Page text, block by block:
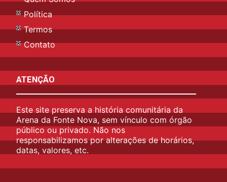
Política
Termos
Contato
ATENÇÃO
Este site preserva a história comunitária da
Arena da Fonte Nova, sem vínculo com órgão
público ou privado. Não nos
responsabilizamos por alterações de horários,
datas, valores, etc.